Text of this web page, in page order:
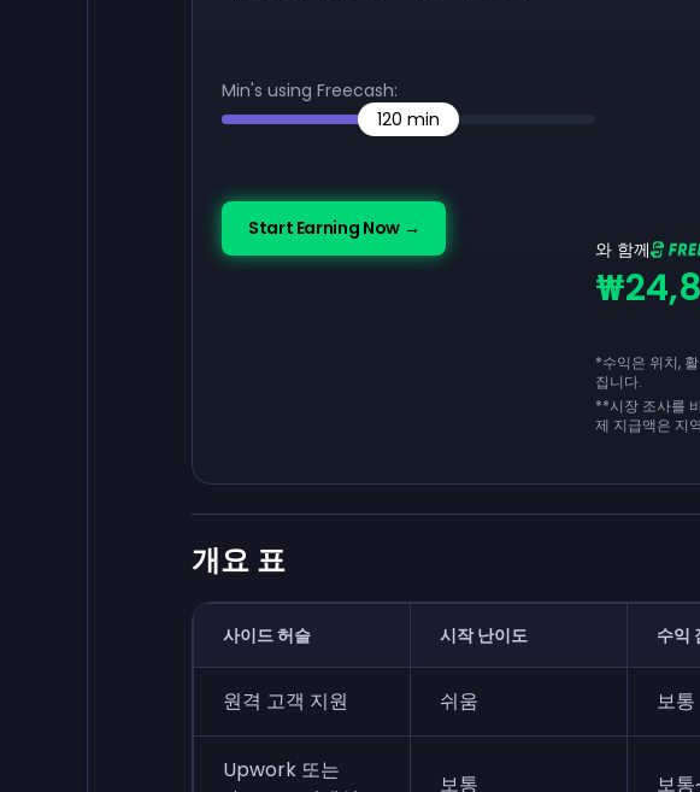
Min's using Freecash:
120 min
Start Earning Now →
와 함께
*수익은 위치,
집니다.
**시장 조사를
제 지급액은 지
개요 표
사이드 허슬 시작 난이도 수익
원격 고객 지원 쉬움 보통
Upwork 또는
보통 보통